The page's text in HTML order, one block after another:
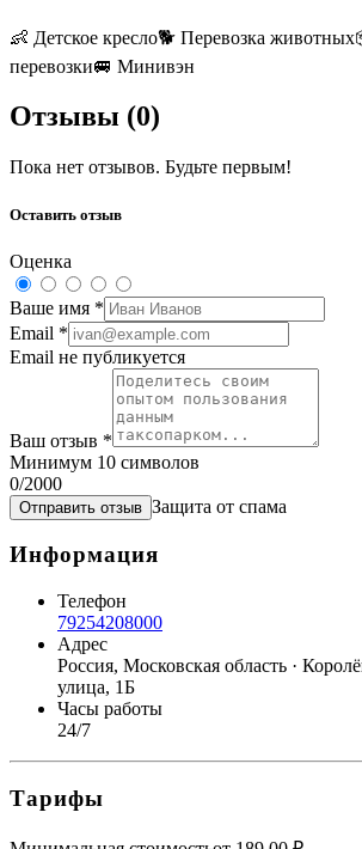
👶 Детское кресло🐕 Перевозка животных
перевозки🚐 Минивэн
Отзывы (0)
Пока нет отзывов. Будьте первым!
Оставить отзыв
Оценка
Ваше имя *
Email *
Email не публикуется
Ваш отзыв *
Минимум 10 символов
0/2000
Отправить отзыв Защита от спама
Информация
Телефон
79254208000
Адрес
Россия, Московская область ·
улица, 1Б
Часы работы
24/7
Тарифы